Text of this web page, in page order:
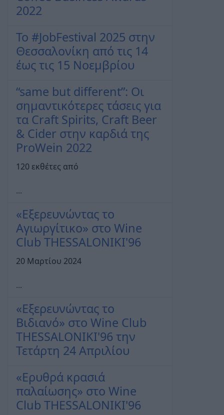
2022
Το #JobFestival 2025 στην
Θεσσαλονίκη από τις 14
έως τις 15 Νοεμβρίου
“same but different”: Οι
σημαντικότερες τάσεις για
τα Craft Spirits, Craft Beer
& Cider στην καρδιά της
ProWein 2022
120 εκθέτες από
...
«Εξερευνώντας το
Αγιωργίτικο» στο Wine
Club THESSALONIKI'96
20 Μαρτίου 2024
...
«Εξερευνώντας το
Βιδιανό» στο Wine Club
THESSALONIKI'96 την
Τετάρτη 24 Απριλίου
«Ερυθρά κρασιά
παλαίωσης» στο Wine
Club THESSALONIKI'96